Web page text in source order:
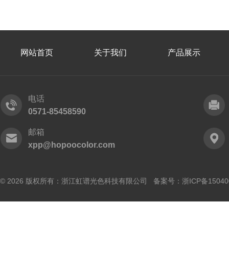
网站首页 关于我们 产品展示
电话
0571-85458590
邮箱
xpp@hopoocolor.com
© 2026 版权所有：浙江虹谱光色科技有限公司 备案号： 浙ICP备